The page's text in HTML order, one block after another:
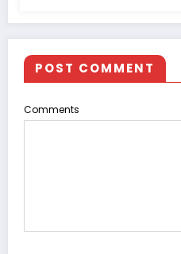
POST COMMENT
Comments